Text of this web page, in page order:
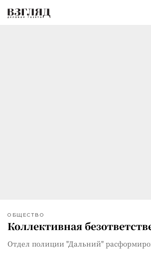
ОБЩЕСТВО
Коллективная
Отдел полиции "Дальний"